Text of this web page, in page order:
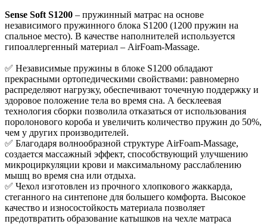
Sense Soft S1200 – пружинный матрас на основе
независимого пружинного блока S1200 (1200 пружин на
спальное место). В качестве наполнителей используется
гипоаллергенный материал – AirFoam-Massage.
✅ Независимые пружины в блоке S1200 обладают
прекрасными ортопедическими свойствами: равномерно
распределяют нагрузку, обеспечивают точечную поддержку и
здоровое положение тела во время сна. А бесклеевая
технология сборки позволила отказаться от использования
поролонового короба и увеличить количество пружин до 50%,
чем у других производителей.
✅ Благодаря волнообразной структуре AirFoam-Massage,
создается массажный эффект, способствующий улучшению
микроциркуляции крови и максимальному расслаблению
мышц во время сна или отдыха.
✅ Чехол изготовлен из прочного хлопкового жаккарда,
стеганного на синтепоне для большего комфорта. Высокое
качество и износостойкость материала позволяет
предотвратить образование катышков на чехле матраса